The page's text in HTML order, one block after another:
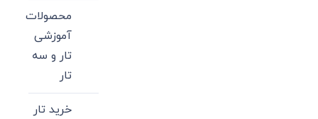
محصولات
آموزشی
تار و سه
تار
خرید تار